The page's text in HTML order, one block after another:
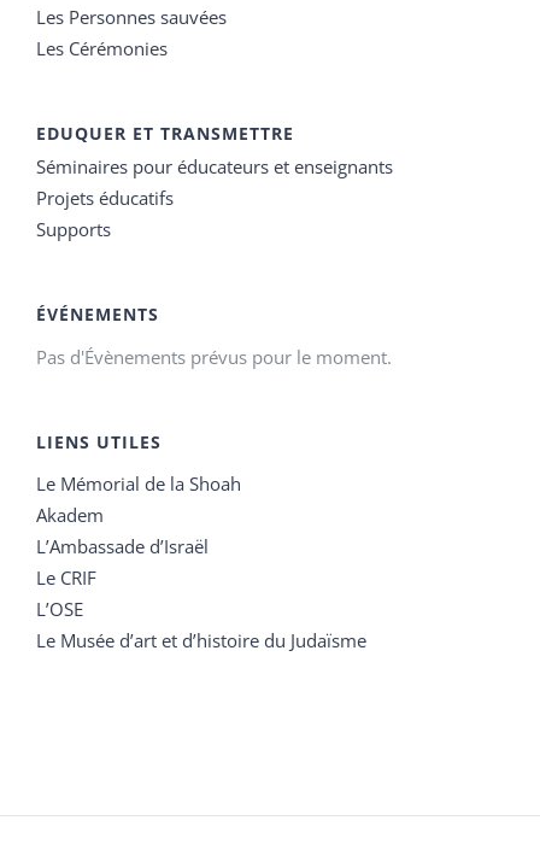
Les Personnes sauvées
Les Cérémonies
EDUQUER ET TRANSMETTRE
Séminaires pour éducateurs et enseignants
Projets éducatifs
Supports
ÉVÉNEMENTS
Pas d'Évènements prévus pour le moment.
LIENS UTILES
Le Mémorial de la Shoah
Akadem
L’Ambassade d’Israël
Le CRIF
L’OSE
Le Musée d’art et d’histoire du Judaïsme